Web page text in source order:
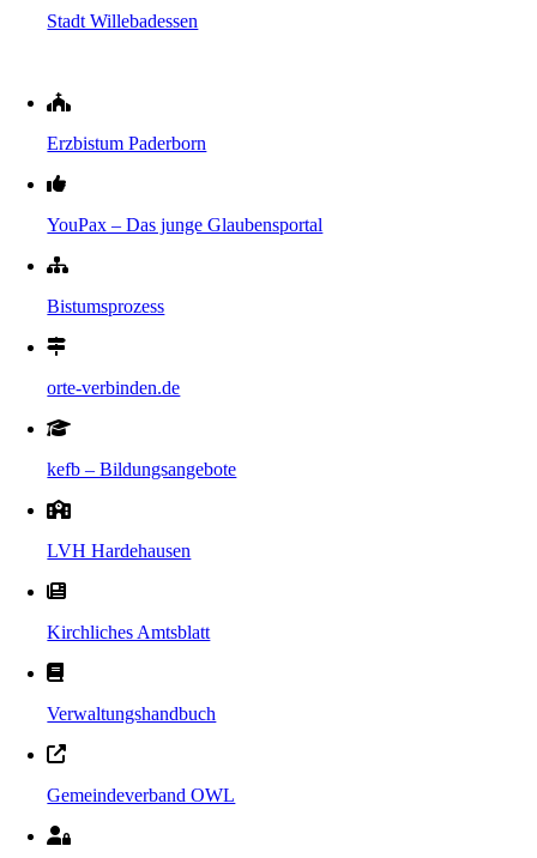
Stadt Willebadessen
Erzbistum Paderborn
YouPax – Das junge Glaubensportal
Bistumsprozess
orte-verbinden.de
kefb – Bildungsangebote
LVH Hardehausen
Kirchliches Amtsblatt
Verwaltungshandbuch
Gemeindeverband OWL